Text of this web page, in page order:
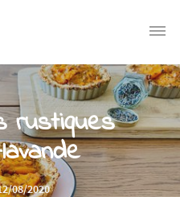
rustiques
08/2020